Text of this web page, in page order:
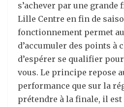
s’achever par une
Lille Centre en fin de
fonctionnement permet
d’accumuler des points à
d’espérer se qualifier
vous. Le principe repose
performance que sur la
prétendre à la finale, il est